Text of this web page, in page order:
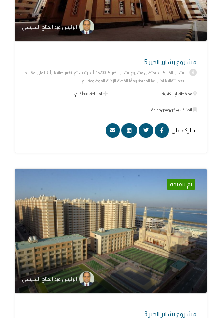
الرئيس عبد الفتاح السيسي
مشروع بشاير الخير 5
بشاير الخير 5: سيحتضن مشروع بشاير الخير 5 15200 أسرة سيتم تغيير حياتها رأسًا على عقب؛
بعد انتقالها لمنازلها الجديدة وفقًا للخطة الزمنية الموضوعة للم...
محافظة: الإسكندرية
التصنيف: إسكان ومدن جديدة
المساحة: 100 ألف م2
شاركه علي:
تم تنفيذه
الرئيس عبد الفتاح السيسي
مشروع بشاير الخير 3